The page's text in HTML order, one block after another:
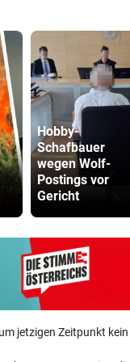
Hobby-
Schafbauer
wegen Wolf-
Postings vor
Gericht
jetzigen Zeitpunkt